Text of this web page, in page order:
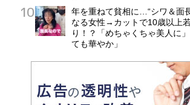
年を重ねて貧相に…“シワ＆面
なる女性→カットで10歳以上
り！？「めちゃくちゃ美人に
ても華やか」